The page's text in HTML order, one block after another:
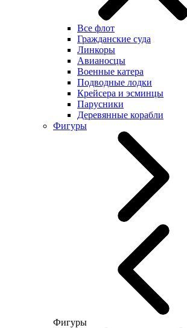
Все флот
Гражданские суда
Линкоры
Авианосцы
Военные катера
Подводные лодки
Крейсера и эсминцы
Парусники
Деревянные корабли
Фигуры
Фигуры